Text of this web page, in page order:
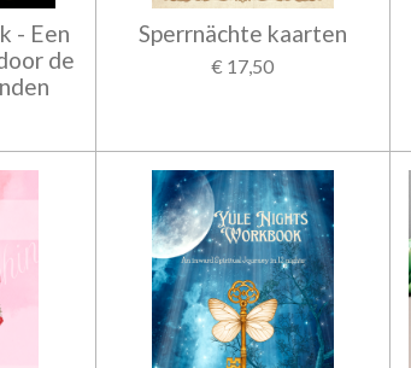
- Een
de
Sperrnächte kaarten
€ 17,50